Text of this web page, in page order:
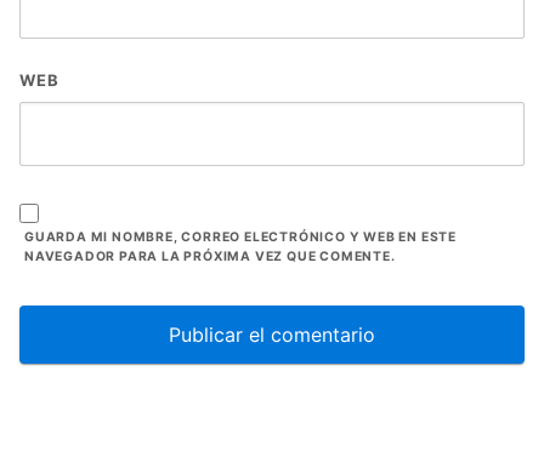
WEB
GUARDA MI NOMBRE, CORREO ELECTRÓNICO Y WEB EN ESTE
NAVEGADOR PARA LA PRÓXIMA VEZ QUE COMENTE.